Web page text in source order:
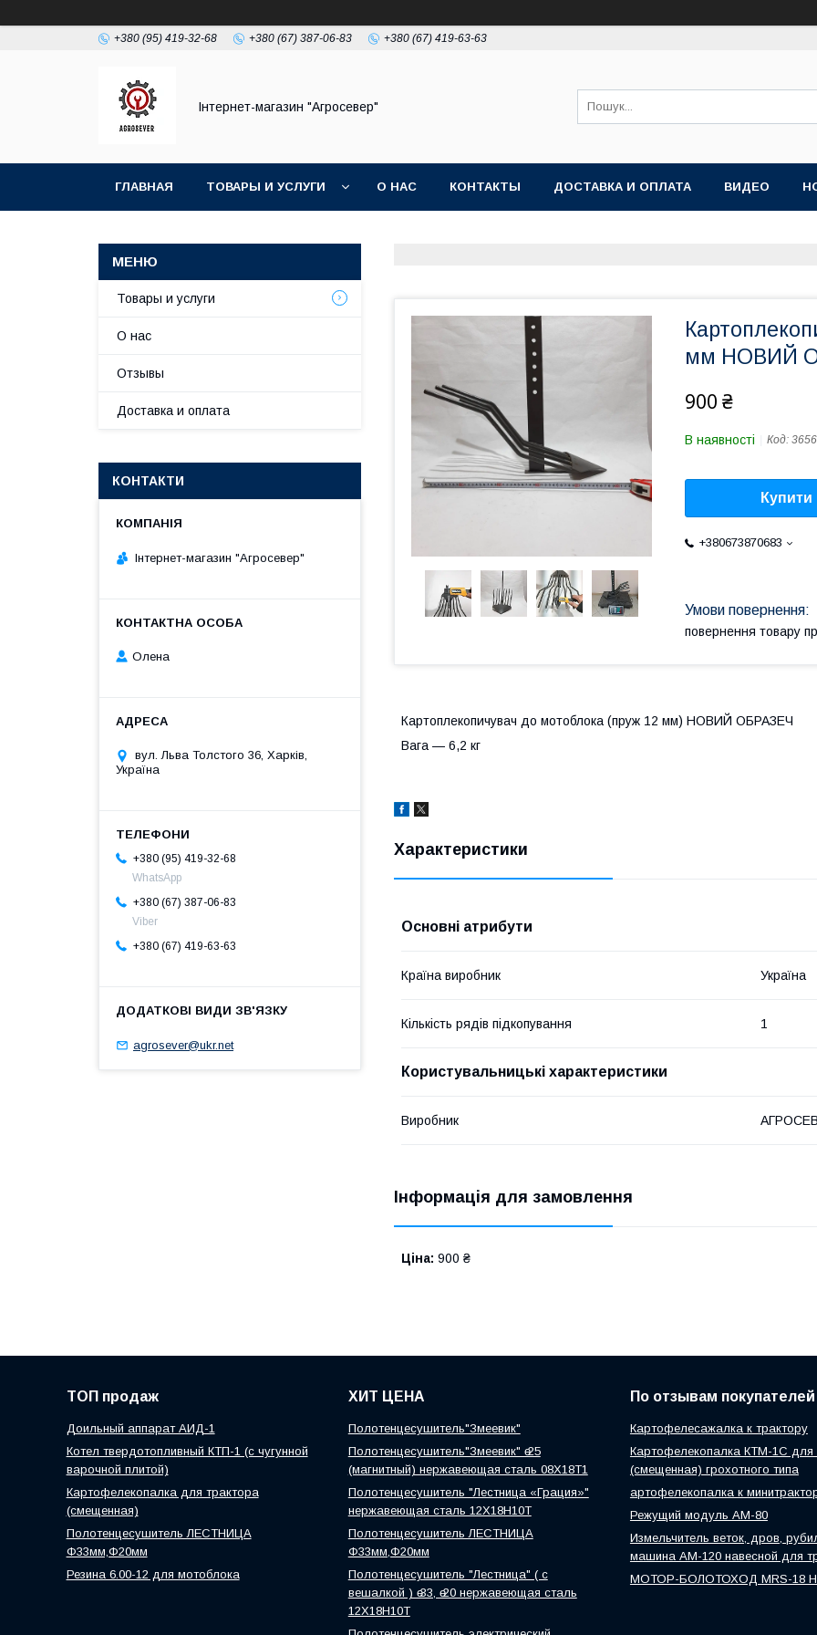
+380 (95) 419-32-68 +380 (67) 387-06-83 +380 (67) 419-63-63
Інтернет-магазин "Агросевер"
ГЛАВНАЯ ТОВАРЫ И УСЛУГИ О НАС КОНТАКТЫ ДОСТАВКА И ОПЛАТА ВИДЕО
мм НОВИЙ
900 ₴
В наявності Код:
Купити
+380673870683
повернення товару
Картоплекопичувач до мотоблока (пруж 12 мм) НОВИЙ ОБРАЗЕЧ
Вага — 6,2 кг
Характеристики
Основні атрибути
Країна виробник Україна
Кількість рядів підкопування 1
Користувальницькі характеристики
Виробник
Інформація для замовлення
Ціна: 900 ₴
Товары и услуги
О нас
Отзывы
Доставка и оплата
КОНТАКТИ
Інтернет-магазин "Агросевер"
Олена
вул. Льва Толстого 36, Харків,
Україна
+380 (95) 419-32-68
WhatsApp
+380 (67) 387-06-83
Viber
+380 (67) 419-63-63
agrosever@ukr.net
ТОП продаж
Доильный аппарат АИД-1
Котел твердотопливный КТП-1 (с чугунной
варочной плитой)
Картофелекопалка для трактора
(смещенная)
Полотенцесушитель ЛЕСТНИЦА
Ф33мм,Ф20мм
Резина 6.00-12 для мотоблока
ХИТ ЦЕНА
Полотенцесушитель"Змеевик"
Полотенцесушитель"Змеевик" ө 25
(магнитный) нержавеющая сталь 08Х18Т1
Полотенцесушитель "Лестница «Грация»"
нержавеющая сталь 12Х18Н10Т
Полотенцесушитель ЛЕСТНИЦА
Ф33мм,Ф20мм
Полотенцесушитель "Лестница" ( с
вешалкой ) ө 33, ө 20 нержавеющая сталь
12Х18Н10Т
По отзывам покупателей
Картофелесажалка к трактору
Картофелекопалка КТМ-1С для
(смещенная) грохотного типа
артофелекопалка к
Режущий модуль АМ-80
Измельчитель веток, дров,
машина АМ-120 навесной для
МОТОР-БОЛОТОХОД MRS-18